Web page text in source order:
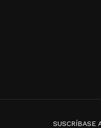
SUSCRÍBASE